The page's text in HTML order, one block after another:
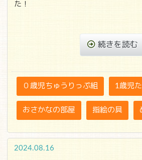
た！
続きを読む
０歳児ちゅうりっぷ組 1歳児
おさかなの部屋 指絵の具
2024.08.16